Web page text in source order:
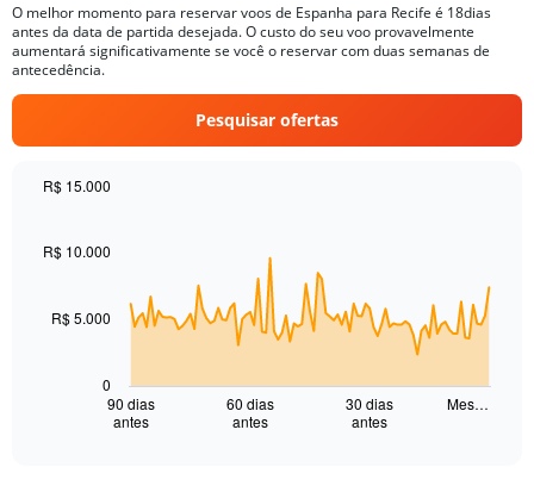
The
chart
has
1
Number
Range:
30.
O melhor momento para reservar voos de Espanha para Recife é 18dias
antes da data de partida desejada. O custo do seu voo provavelmente
aumentará significativamente se você o reservar com duas semanas de
antecedência.
Pesquisar ofertas
91
The
90 dias
antes
60 dias
antes
30 dias
antes
Mes…
0
R$ 5.000
R$ 10.000
R$ 15.000